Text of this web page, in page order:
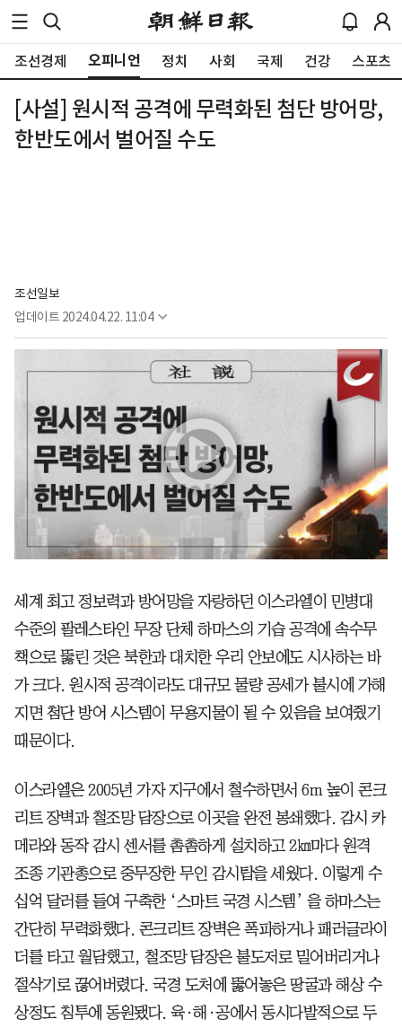
조선경제 오피니언 정치 사회 국제 건강 스포츠
[사설] 원시적 공격에 무력화된 첨단 방어망,
한반도에서 벌어질 수도
조선일보
업데이트 2024.04.22. 11:04
세계 최고 정보력과 방어망을 자랑하던 이스라엘이 민병대
수준의 팔레스타인 무장 단체 하마스의 기습 공격에 속수무
책으로 뚫린 것은 북한과 대치한 우리 안보에도 시사하는 바
가 크다. 원시적 공격이라도 대규모 물량 공세가 불시에 가해
지면 첨단 방어 시스템이 무용지물이 될 수 있음을 보여줬기
때문이다.
이스라엘은 2005년 가자 지구에서 철수하면서 6m 높이 콘크
리트 장벽과 철조망 담장으로 이곳을 완전 봉쇄했다. 감시 카
메라와 동작 감시 센서를 촘촘하게 설치하고 2㎞마다 원격
조종 기관총으로 중무장한 무인 감시탑을 세웠다. 이렇게 수
십억 달러를 들여 구축한 ‘스마트 국경 시스템’ 을 하마스는
간단히 무력화했다. 콘크리트 장벽은 폭파하거나 패러글라이
더를 타고 월담했고, 철조망 담장은 불도저로 밀어버리거나
절삭기로 끊어버렸다. 국경 도처에 뚫어놓은 땅굴과 해상 수
상정도 침투에 동원됐다. 육·해·공에서 동시다발적으로 두